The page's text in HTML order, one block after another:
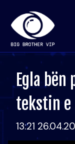
Egla
tekstin e
13:21